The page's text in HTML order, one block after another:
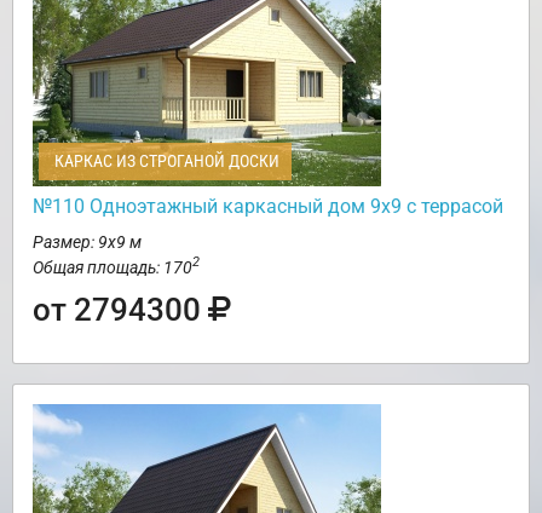
КАРКАС ИЗ СТРОГАНОЙ ДОСКИ
№110 Одноэтажный каркасный дом 9х9 с террасой
Размер: 9х9 м
Общая площадь: 1702
от 2794300